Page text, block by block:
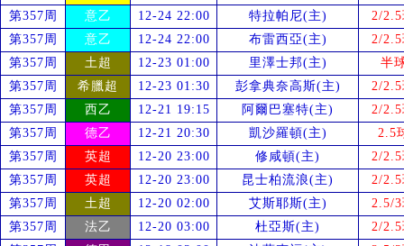
第357周
意乙 12-24 22:00 特拉帕尼(主)
2/
第357周
意乙 12-24 22:00 布雷西亞(主)
2/
第357周
土超 12-23 01:00 里澤士邦(主)
半
第357周
希臘超 12-23 01:30 彭拿典奈高斯(主)
2/
第357周
西乙 12-21 19:15 阿爾巴塞特(主)
2/
第357周
德乙 12-21 20:30 凱沙羅頓(主)
2.5
第357周
英超 12-20 23:00 修咸頓(主)
2/
第357周
英超 12-20 23:00 昆士柏流浪(主)
2/
第357周
土超 12-20 02:00 艾斯耶斯(主)
2.5/
第357周
法乙 12-20 03:00 杜亞斯(主)
2/